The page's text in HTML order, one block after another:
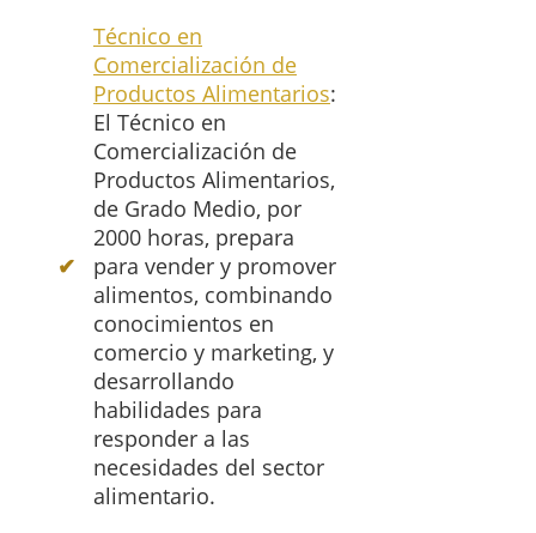
Técnico en
Comercialización de
Productos Alimentarios:
El Técnico en
Comercialización de
Productos Alimentarios,
de Grado Medio, por
2000 horas, prepara
para vender y promover
alimentos, combinando
conocimientos en
comercio y marketing, y
desarrollando
habilidades para
responder a las
necesidades del sector
alimentario.